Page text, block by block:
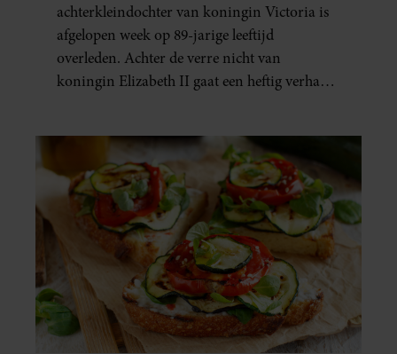
achterkleindochter van koningin Victoria is
afgelopen week op 89-jarige leeftijd
overleden. Achter de verre nicht van
koningin Elizabeth II gaat een heftig verhaal